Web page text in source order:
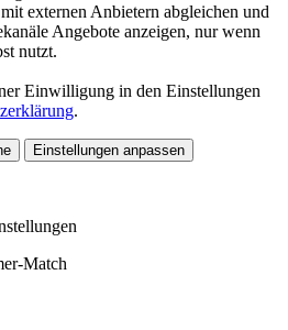
externen Anbietern abgleichen und
Angebote anzeigen, nur wenn
nutzt.
Einwilligung in den Einstellungen
.
Einstellungen anpassen
Match